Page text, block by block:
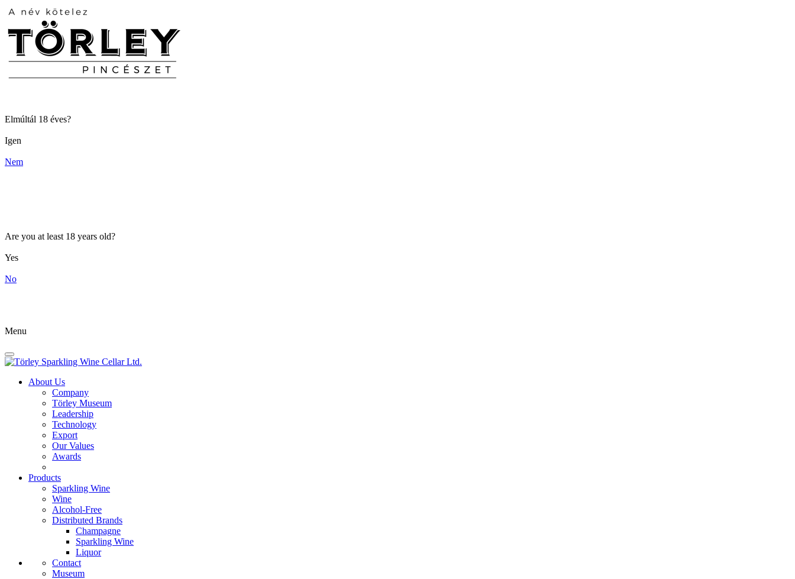
Elmúltál 18 éves?
Igen
Nem
Are you at least 18 years old?
Yes
No
Menu
About Us
Company
Törley Museum
Leadership
Technology
Export
Our Values
Awards
Products
Sparkling Wine
Wine
Alcohol-Free
Distributed Brands
Champagne
Sparkling Wine
Liquor
Contact
Museum